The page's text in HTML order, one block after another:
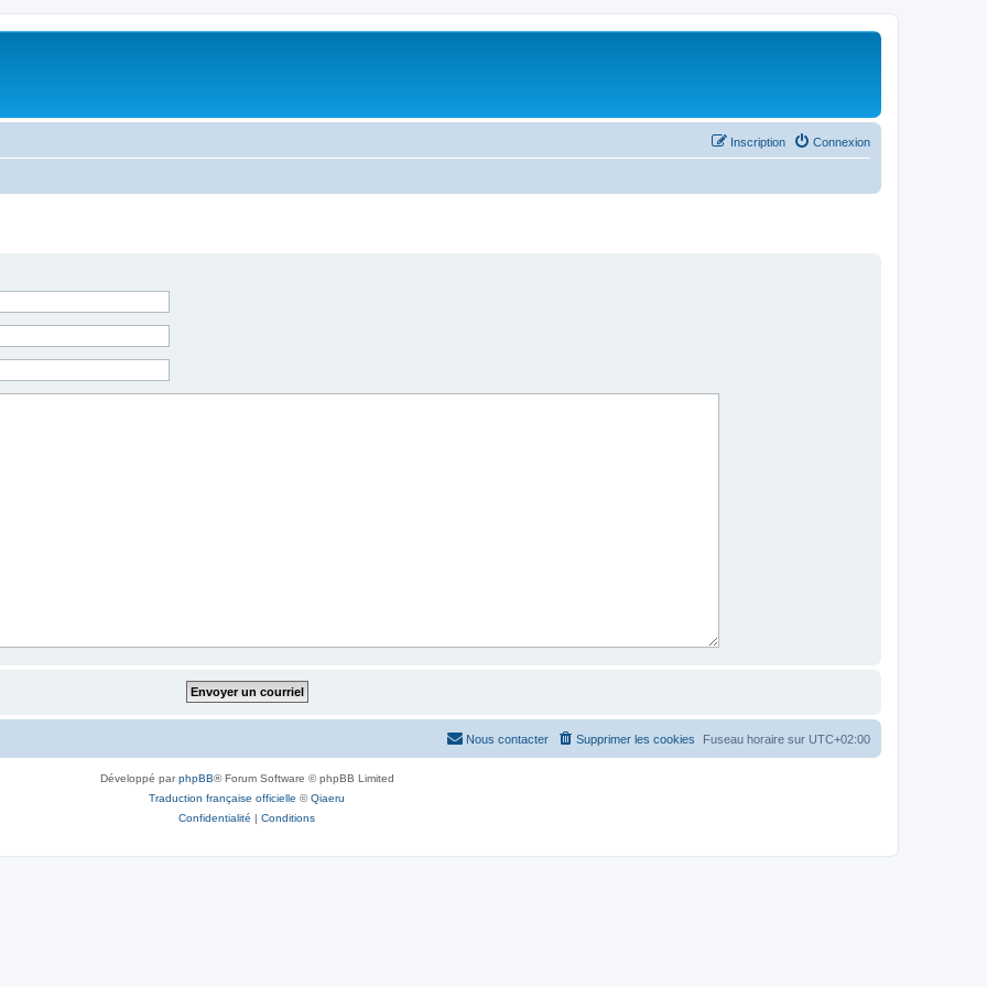
Connexion
Inscription
Fuseau horaire sur UTC+02:00
Supprimer les cookies
Nous contacter
Développé parphpBB® Forum Software © phpBB Limited
Traduction française officielle ©Qiaeru
Confidentialité | Conditions